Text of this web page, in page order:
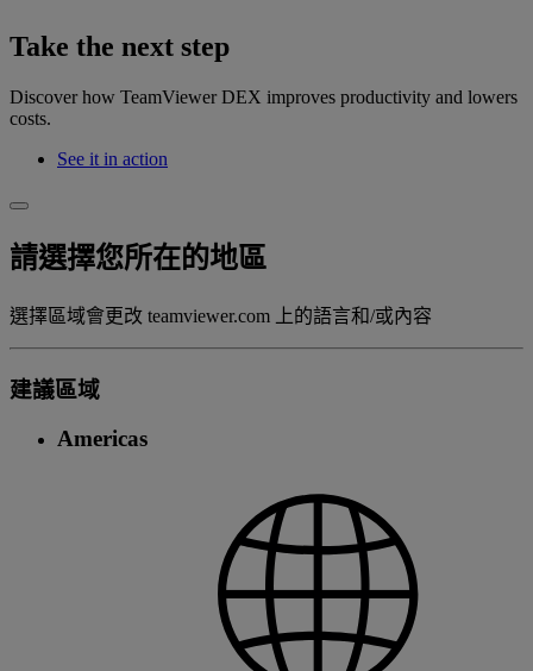
Take the next step
Discover how TeamViewer DEX improves productivity and lowers
costs.
See it in action
請選擇您所在的地區
選擇區域會更改 teamviewer.com 上的語言和/或內容
建議區域
Americas